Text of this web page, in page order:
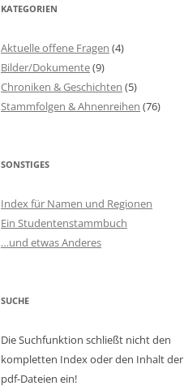
KATEGORIEN
Aktuelle offene Fragen (4)
Bilder/Dokumente(9)
Chroniken & Geschichten (5)
Stammfolgen & Ahnenreihen (76)
SONSTIGES
Index für Namen und Regionen
Ein Studentenstammbuch
…und etwas Anderes
SUCHE
Die Suchfunktion schließt nicht den
kompletten Index oder den Inhalt der
pdf-Dateien ein!